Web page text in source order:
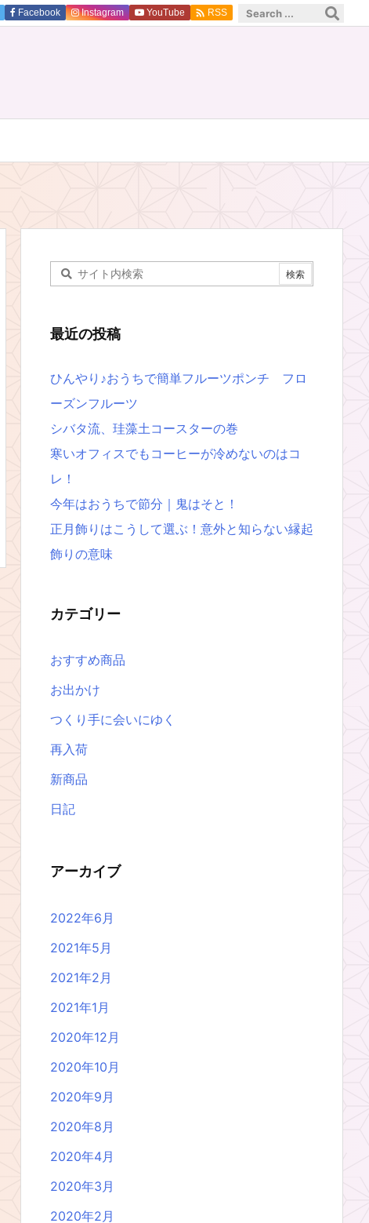
Facebook Instagram YouTube  RSS
最近の投稿
ひんやり♪おうちで簡単フルーツポンチ フロ
ーズンフルーツ
シバタ流、珪藻土コースターの巻
寒いオフィスでもコーヒーが冷めないのはコ
レ！
今年はおうちで節分｜鬼はそと！
正月飾りはこうして選ぶ！意外と知らない縁起
飾りの意味
カテゴリー
おすすめ商品
お出かけ
つくり手に会いにゆく
再入荷
新商品
日記
アーカイブ
2022年6月
2021年5月
2021年2月
2021年1月
2020年12月
2020年10月
2020年9月
2020年8月
2020年4月
2020年3月
2020年2月